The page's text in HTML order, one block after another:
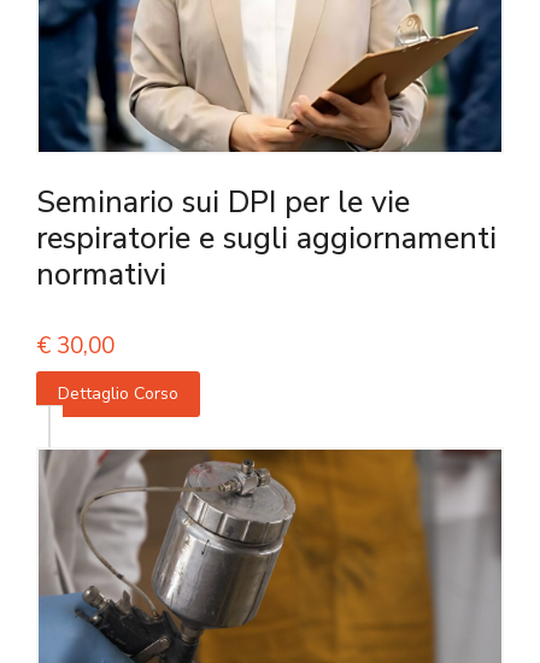
Seminario sui DPI per le vie
respiratorie e sugli aggiornamenti
normativi
€ 30,00
Dettaglio Corso